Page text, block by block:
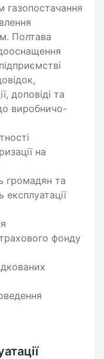
газопостачання
Полтава
доповіді та
виробничо-
на
громадян та
експлуатації
фонду